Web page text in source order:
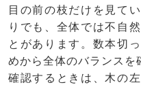
目の前の枝だけを見て
りでも、全体では不自
とがあります。数本切
めから全体のバランスを
確認するときは、木の